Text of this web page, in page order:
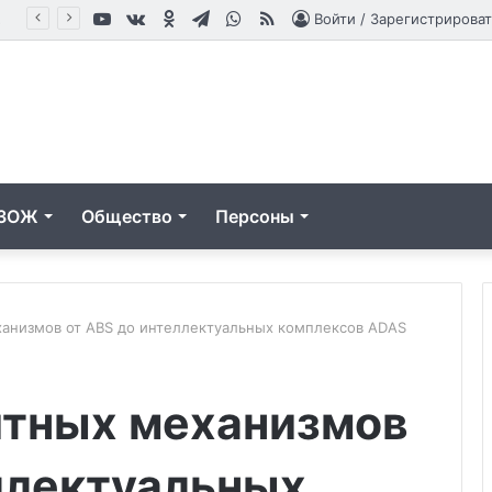
Войти /
RSS
WhatsApp
Telegram
Одноклассники
vk.com
YouTube
Общество Персоны
от ABS до интеллектуальных комплексов ADAS
механизмов
Диана
Екатеринбурга
02.10.2025